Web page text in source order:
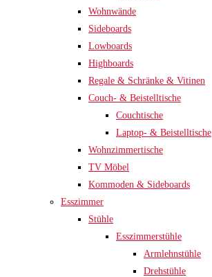
Wohnwände
Sideboards
Lowboards
Highboards
Regale & Schränke & Vitinen
Couch- & Beistelltische
Couchtische
Laptop- & Beistelltische
Wohnzimmertische
TV Möbel
Kommoden & Sideboards
Esszimmer
Stühle
Esszimmerstühle
Armlehnstühle
Drehstühle